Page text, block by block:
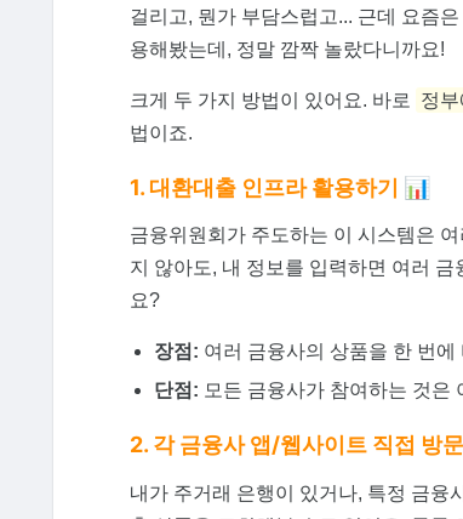
걸리고, 뭔가 부담스럽고... 근데 요즘
용해봤는데, 정말 깜짝 놀랐다니까요!
크게 두 가지 방법이 있어요. 바로 정
법이죠.
1. 대환대출 인프라 활용하기 📊
금융위원회가 주도하는 이 시스템은
지 않아도, 내 정보를 입력하면 여러
요?
장점: 여러 금융사의 상품을 한 번
단점: 모든 금융사가 참여하는 것은
2. 각 금융사 앱/웹사이트 직접 방
내가 주거래 은행이 있거나, 특정 금융